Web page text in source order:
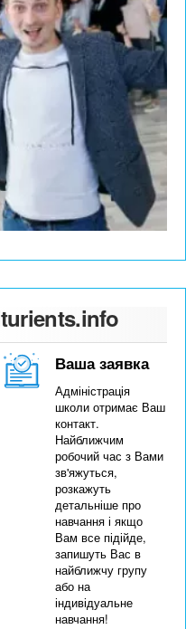
Ваша заявка
Адміністрація
школи отримає Ваш
контакт.
Найближчим
робочий час з Вами
зв'яжуться,
розкажуть
детальніше про
навчання і якщо
Вам все підійде,
запишуть Вас в
найближчу групу
або на
індивідуальне
навчання!